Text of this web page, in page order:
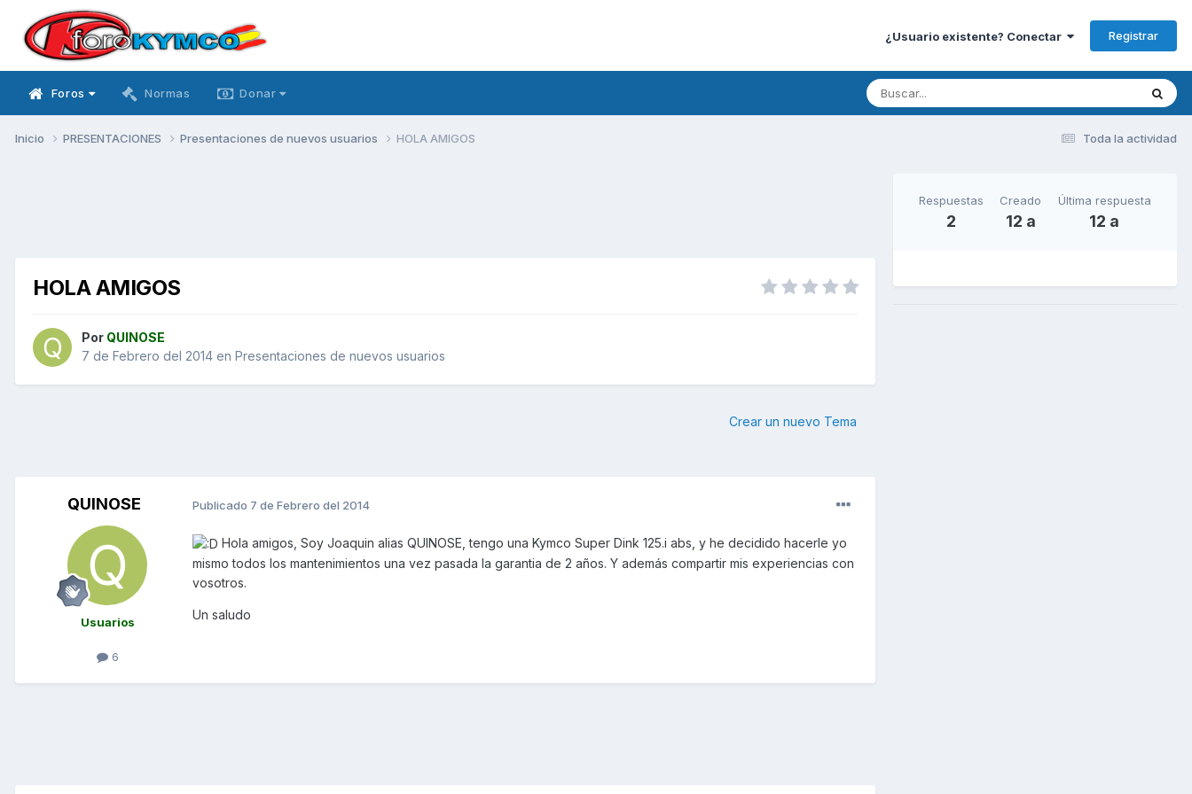
¿Usuario existente? Conectar Registrar
Foros Normas Donar
Toda la actividad
Inicio PRESENTACIONES Presentaciones de nuevos usuarios HOLA AMIGOS
HOLA AMIGOS
Por QUINOSE
7 de Febrero del 2014 en Presentaciones de nuevos usuarios
Crear un nuevo Tema
QUINOSE
Usuarios
6
Publicado 7 de Febrero del 2014
Hola amigos, Soy Joaquin alias QUINOSE, tengo una Kymco Super Dink 125.i abs, y he decidido hacerle yo
mismo todos los mantenimientos una vez pasada la garantia de 2 años. Y además compartir mis experiencias con
vosotros.
Un saludo
Respuestas
2
Creado
12 a
Última respuesta
12 a